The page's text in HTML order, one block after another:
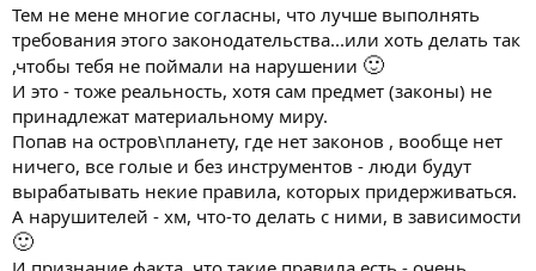
Тем не мене многие согласны, что лучше выполнять
требования этого законодательства...или хоть делать так
,чтобы тебя не поймали на нарушении 🙂
И это - тоже реальность, хотя сам предмет (законы) не
принадлежат материальному миру.
Попав на остров\планету, где нет законов , вообще нет
ничего, все голые и без инструментов - люди будут
вырабатывать некие правила, которых придерживаться.
А нарушителей - хм, что-то делать с ними, в зависимости
🙂